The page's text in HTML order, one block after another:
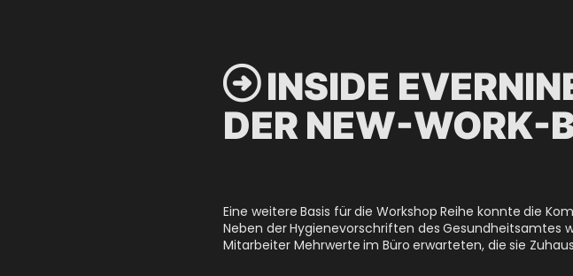
INSIDE
DER NEW-WORK-
Eine weitere Basis für die Workshop Reihe konnte die
Neben der Hygienevorschriften des Gesundheitsamtes
Mitarbeiter Mehrwerte im Büro erwarteten, die sie